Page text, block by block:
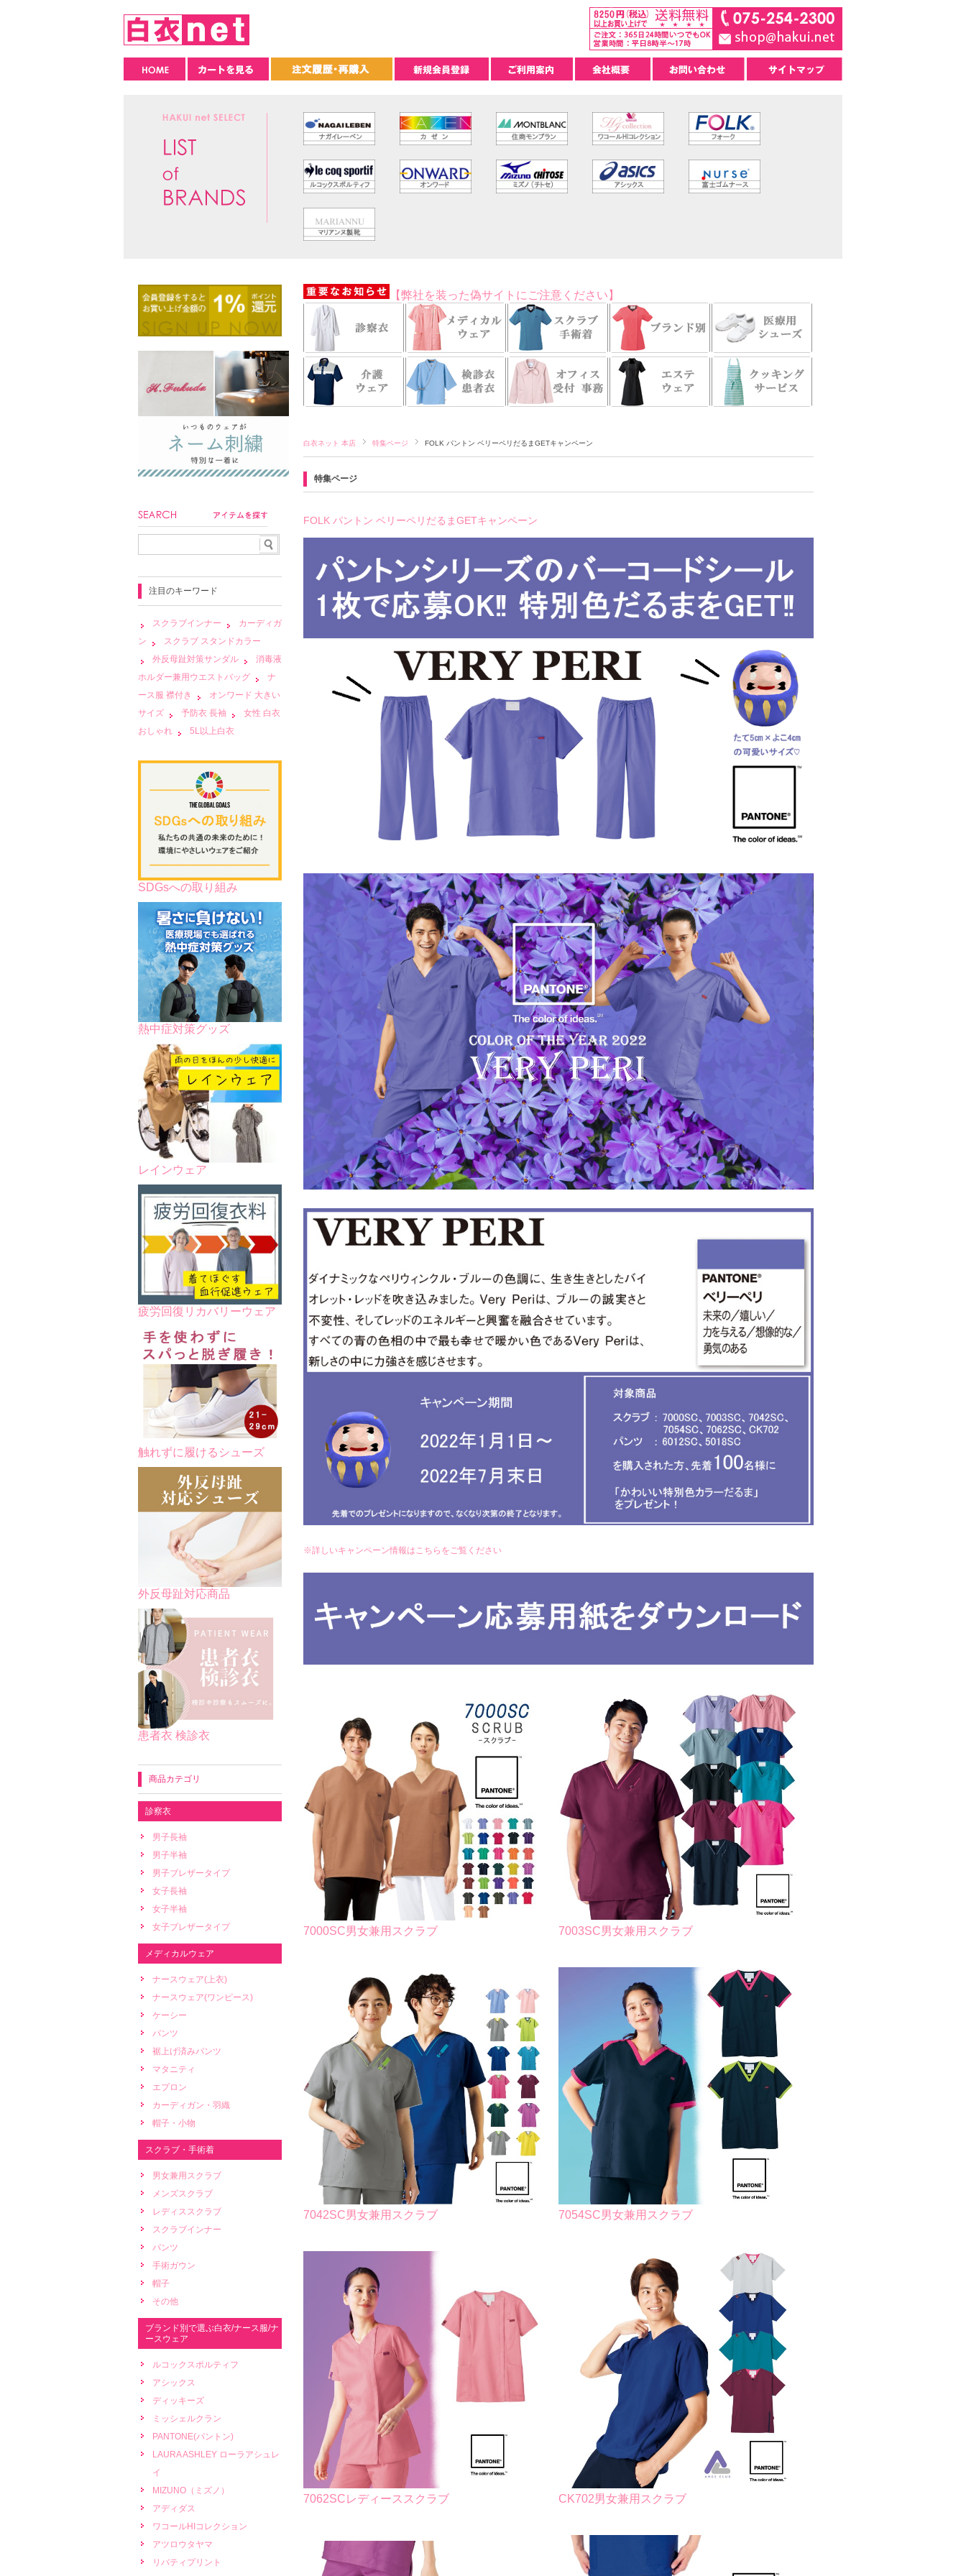
【弊社を装った偽サイトにご注意ください】
白衣ネット 本店 特集ページ FOLK パントン ベリーペリだるまGETキャンペーン
特集ページ
FOLK パントン ベリーペリだるまGETキャンペーン
※詳しいキャンペーン情報はこちらをご覧ください
7000SC男女兼用スクラブ 7003SC男女兼用スクラブ
7042SC男女兼用スクラブ 7054SC男女兼用スクラブ
7062SCレディーススクラブ CK702男女兼用スクラブ
注目のキーワード
スクラブインナー
カーディガ
ン
スクラブ スタンドカラー
外反母趾対策サンダル
消毒液
ホルダー兼用ウエストバッグ
ナ
ース服 襟付き
オンワード 大きい
サイズ
予防衣 長袖
女性 白衣
おしゃれ
5L以上白衣
SDGsへの取り組み
熱中症対策グッズ
レインウェア
疲労回復リカバリーウェア
触れずに履けるシューズ
外反母趾対応商品
患者衣 検診衣
商品カテゴリ
診察衣
男子長袖
男子半袖
男子ブレザータイプ
女子長袖
女子半袖
女子ブレザータイプ
メディカルウェア
ナースウェア(上衣)
ナースウェア(ワンピース)
ケーシー
パンツ
裾上げ済みパンツ
マタニティ
エプロン
カーディガン・羽織
帽子・小物
スクラブ・手術着
男女兼用スクラブ
メンズスクラブ
レディススクラブ
スクラブインナー
パンツ
手術ガウン
帽子
その他
ブランド別で選ぶ白衣/ナース服/ナ
ースウェア
ルコックスポルティフ
アシックス
ディッキーズ
ミッシェルクラン
PANTONE(パントン)
LAURA ASHLEY ローラアシュレ
イ
MIZUNO（ミズノ）
アディダス
ワコールHIコレクション
アツロウタヤマ
リバティプリント